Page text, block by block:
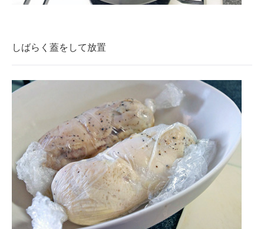
しばらく蓋をして放置